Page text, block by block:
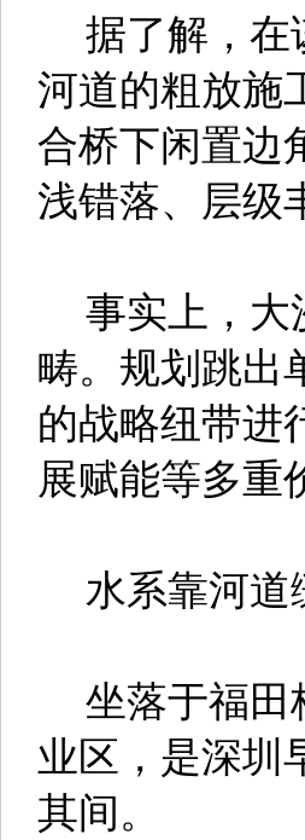
据了解，在
河道的粗放施
合桥下闲置边
浅错落、层级
事实上，大
畴。规划跳出
的战略纽带进
展赋能等多重
水系靠河道
坐落于福田
业区，是深圳
其间。